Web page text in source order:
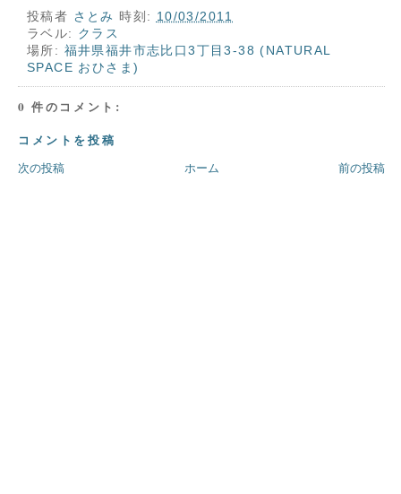
投稿者 さとみ 時刻: 10/03/2011
ラベル: クラス
場所: 福井県福井市志比口3丁目3-38 (NATURAL
SPACE おひさま)
0 件のコメント:
コメントを投稿
次の投稿 前の投稿
ホーム